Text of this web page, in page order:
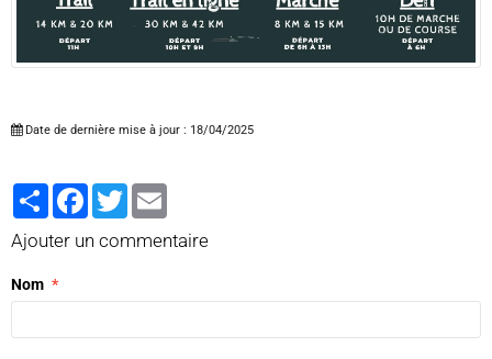
Date de dernière mise à jour : 18/04/2025
PartagerFacebook
Twitter
Ajouter un commentaire
Nom